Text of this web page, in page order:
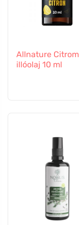
Allnature Citrom
illóolaj 10 ml